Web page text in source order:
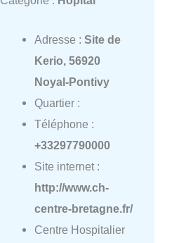
Adresse : Site de
Kerio, 56920
Noyal-Pontivy
Quartier :
Téléphone :
+33297790000
Site internet :
http://www.ch-
centre-bretagne.fr/
Centre Hospitalier